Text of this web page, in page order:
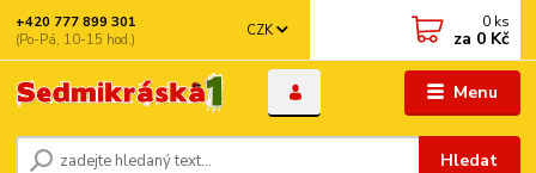
Menu
CZK
Hledat
+420 777 899 301
(Po-Pá, 10-15 hod.)
0 ks
za 0 Kč